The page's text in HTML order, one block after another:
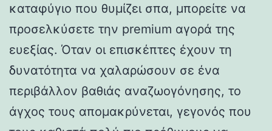
καταφύγιο που θυμίζει σπα, μπορείτε να
προσελκύσετε την premium αγορά της
ευεξίας. Όταν οι επισκέπτες έχουν τη
δυνατότητα να χαλαρώσουν σε ένα
περιβάλλον βαθιάς αναζωογόνησης, το
άγχος τους απομακρύνεται, γεγονός που